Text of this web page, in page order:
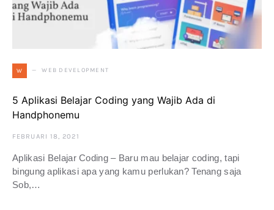
W WEB DEVELOPMENT
5 Aplikasi Belajar Coding yang Wajib Ada di
Handphonemu
FEBRUARI 18, 2021
Aplikasi Belajar Coding – Baru mau belajar coding, tapi
bingung aplikasi apa yang kamu perlukan? Tenang saja
Sob,…